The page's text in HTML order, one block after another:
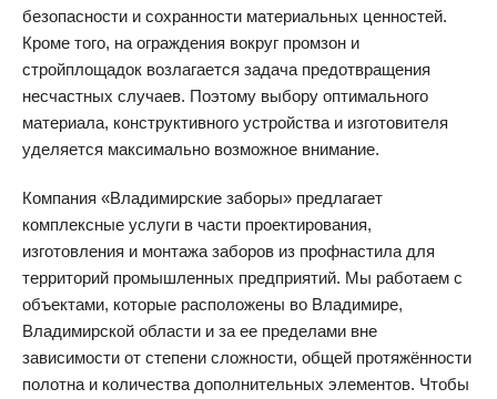
безопасности и сохранности материальных ценностей.
Кроме того, на ограждения вокруг промзон и
стройплощадок возлагается задача предотвращения
несчастных случаев. Поэтому выбору оптимального
материала, конструктивного устройства и изготовителя
уделяется максимально возможное внимание.
Компания «Владимирские заборы» предлагает
комплексные услуги в части проектирования,
изготовления и монтажа заборов из профнастила для
территорий промышленных предприятий. Мы работаем с
объектами, которые расположены во Владимире,
Владимирской области и за ее пределами вне
зависимости от степени сложности, общей протяжённости
полотна и количества дополнительных элементов. Чтобы